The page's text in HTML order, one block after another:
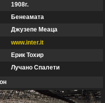
1908г.
Бенеамата
Джузепе Меаца
www.inter.it
Ерик Тохир
Лучано Спалети